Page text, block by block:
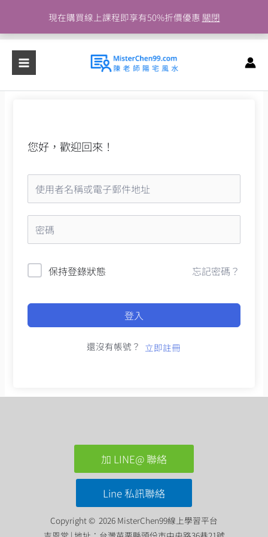
現在購買線上課程即享有50%折價優惠 關閉
主
容
您好，歡迎回來！
保持登錄狀態 忘記密碼？
登入
還沒有帳號？ 立即註冊
加 LINE@ 聯絡
Line 私訊聯絡
Copyright © 2026 MisterChen99線上學習平台